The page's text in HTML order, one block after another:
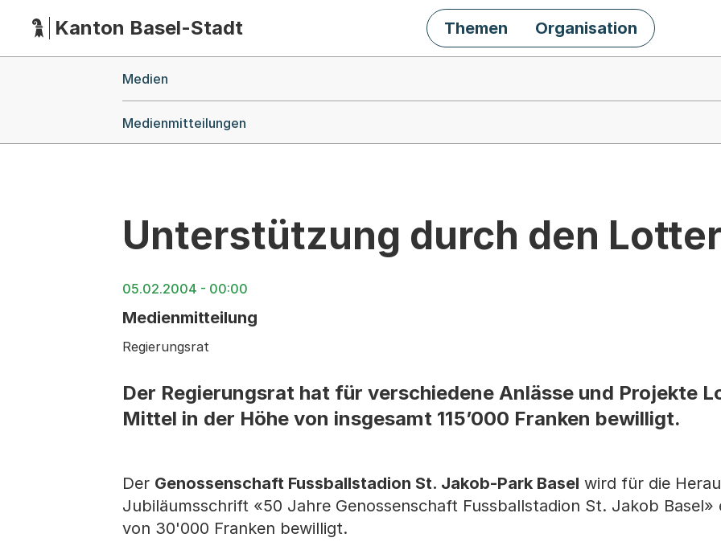
HauptnavigationKanton Basel-Stadt Themen Organisation
Medien
Medienmitteilungen
Unterstützung durch den
05.02.2004 - 00:00
Medienmitteilung
Regierungsrat
Der Regierungsrat hat für verschiedene Anlässe und Projekte
Mittel in der Höhe von insgesamt 115’000 Franken bewilligt.
Der Genossenschaft Fussballstadion St. Jakob-Park Basel wird für die
Jubiläumsschrift «50 Jahre Genossenschaft Fussballstadion St. Jakob Basel»
von 30'000 Franken bewilligt.